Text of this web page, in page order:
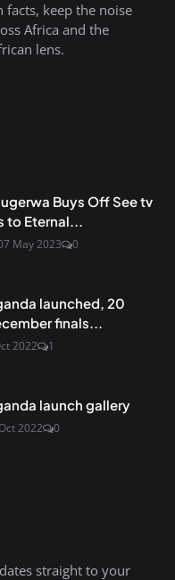
facts, keep the noise
Africa and the
lens.
Buys Off See tv
to Eternal...
May 2023 0
launched, 20
finals...
2022 1
launch gallery
2022 0
straight to your